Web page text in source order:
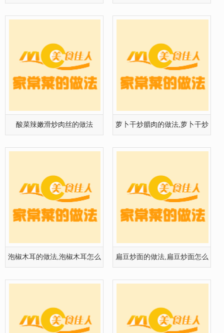
酸菜辣嫩滑炒肉丝的做法 萝卜干炒腊肉的做法,萝卜干炒
泡椒木耳的做法,泡椒木耳怎么 扁豆炒面的做法,扁豆炒面怎么